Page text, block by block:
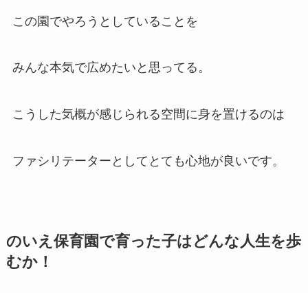
この園でやろうとしていることを
みんな本気で広めたいと思ってる。
こうした気概が感じられる空間に身を置けるのは
ファシリテーターとしてとても心地が良いです。
のいえ保育園で育った子はどんな人生を歩
むか！